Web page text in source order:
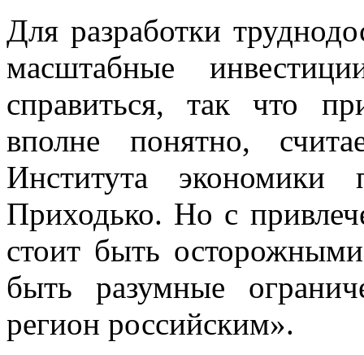
Для разработки
масштабные
справиться, так что
вполне понятно,
Института экономики
Приходько. Но с
стоит быть
быть разумные
регион российским».